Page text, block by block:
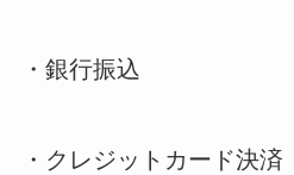
・銀行振込
・クレジットカード決済